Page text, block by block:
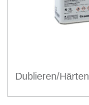
Dublieren/Härten